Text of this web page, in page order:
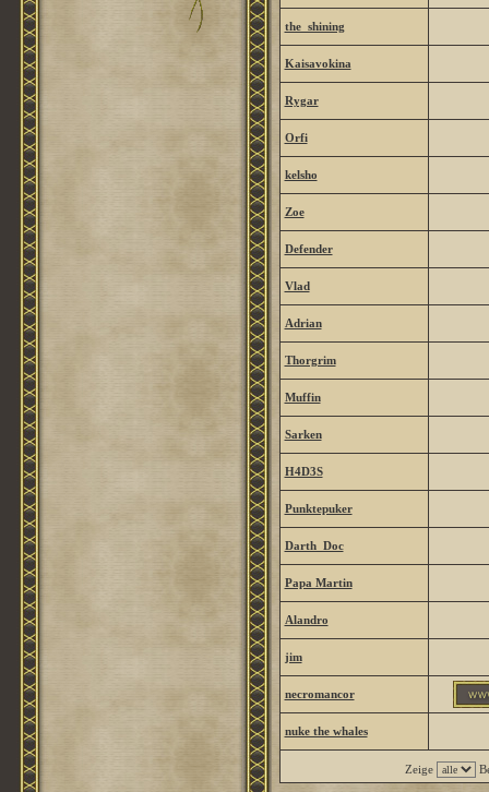
the_shining
Kaisavokina
Rygar
Orfi
kelsho
Zoe
Defender
Vlad
Adrian
Thorgrim
Muffin
Sarken
H4D3S
Punktepuker
Darth_Doc
Papa Martin
Alandro
jim
necromancor
nuke the whales
Zeige